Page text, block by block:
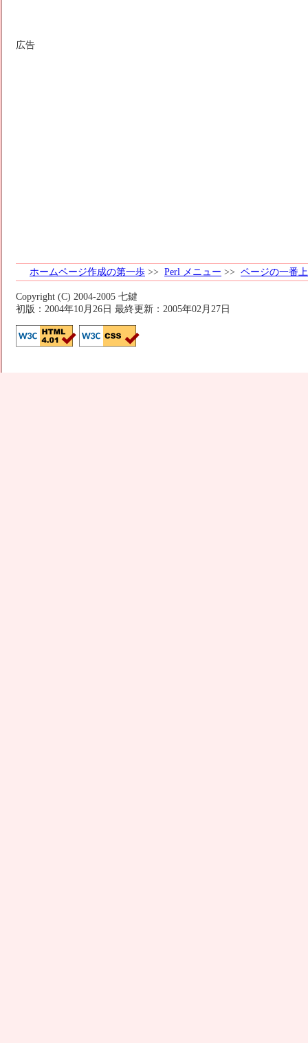
広告
ホームページ作成の第一歩 >> Perl メニュー >> ページの一番
Copyright (C) 2004-2005 七鍵
初版：2004年10月26日 最終更新：2005年02月27日